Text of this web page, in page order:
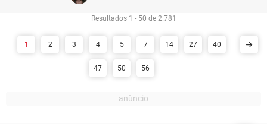
Resultados 1 - 50 de 2.781
1 2 3 4 5 7 14 27 40
47 50 56